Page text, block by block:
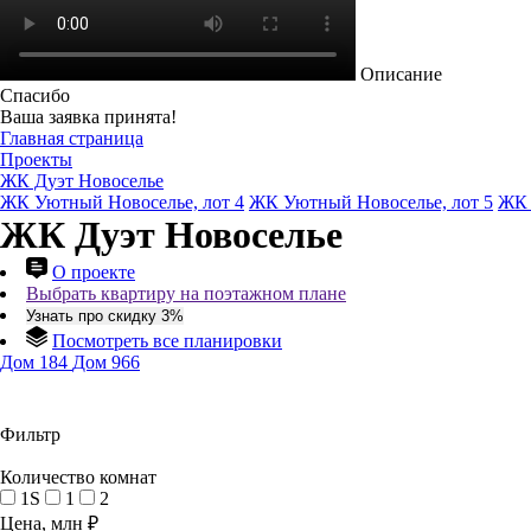
Описание
Спасибо
Ваша заявка принята!
Главная страница
Проекты
ЖК Дуэт Новоселье
ЖК Уютный Новоселье, лот 4 ЖК Уютный Новоселье, лот 5 ЖК
ЖК Дуэт Новоселье
О проекте
Выбрать квартиру на поэтажном плане
Узнать про скидку 3%
Посмотреть все планировки
Дом 184 Дом 966
Фильтр
Количество комнат
1S
1
2
Цена, млн ₽